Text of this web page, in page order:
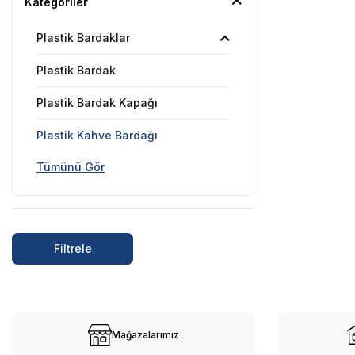
Plastik Bardaklar
Plastik Bardak
Plastik Bardak Kapağı
Plastik Kahve Bardağı
Tümünü Gör
Filtrele
Mağazalarımız